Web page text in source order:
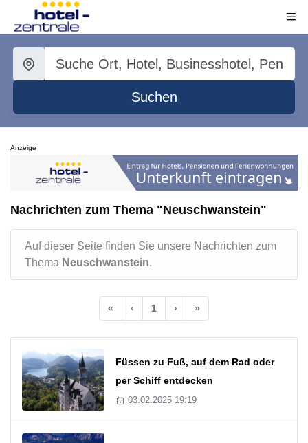
Suchen
Anzeige
Nachrichten zum Thema "Neuschwanstein"
Auf dieser Seite finden Sie unsere Nachrichten zum
Thema Neuschwanstein.
« ‹ 1 › »
Füssen zu Fuß, auf dem Rad oder
per Schiff entdecken
03.02.2025 19:19